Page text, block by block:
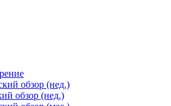
обзор (нед.)
обзор (нед.)